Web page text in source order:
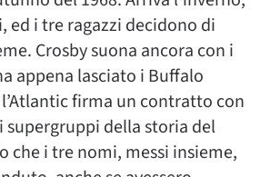
ed i tre ragazzi decidono di
Crosby suona ancora con i
appena lasciato i Buffalo
firma un contratto con
supergruppi della storia del
che i tre nomi, messi insieme,